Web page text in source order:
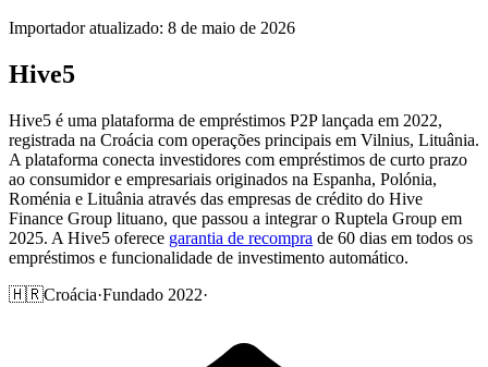
Importador atualizado: 8 de maio de 2026
Hive5
Hive5 é uma plataforma de empréstimos P2P lançada em 2022,
registrada na Croácia com operações principais em Vilnius, Lituânia.
A plataforma conecta investidores com empréstimos de curto prazo
ao consumidor e empresariais originados na Espanha, Polónia,
Roménia e Lituânia através das empresas de crédito do Hive
Finance Group lituano, que passou a integrar o Ruptela Group em
2025. A Hive5 oferece garantia de recompra de 60 dias em todos os
empréstimos e funcionalidade de investimento automático.
🇭🇷Croácia·Fundado 2022·